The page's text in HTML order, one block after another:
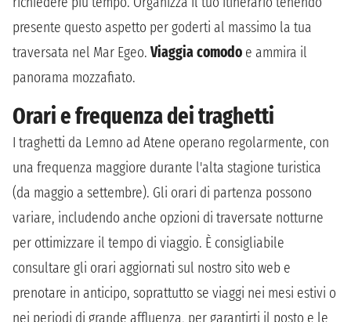
presente questo aspetto per goderti al massimo la tua
traversata nel Mar Egeo. Viaggia comodo e ammira il
panorama mozzafiato.
Orari e frequenza dei traghetti
I traghetti da Lemno ad Atene operano regolarmente, con
una frequenza maggiore durante l'alta stagione turistica
(da maggio a settembre). Gli orari di partenza possono
variare, includendo anche opzioni di traversate notturne
per ottimizzare il tempo di viaggio. È consigliabile
consultare gli orari aggiornati sul nostro sito web e
prenotare in anticipo, soprattutto se viaggi nei mesi estivi o
nei periodi di grande affluenza, per garantirti il posto e le